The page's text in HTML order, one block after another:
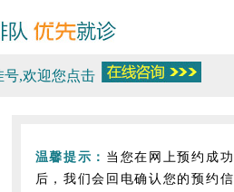
,欢迎您点击
温馨提示： 当您在网上预约成功
后，我们会回电确认您的预约信